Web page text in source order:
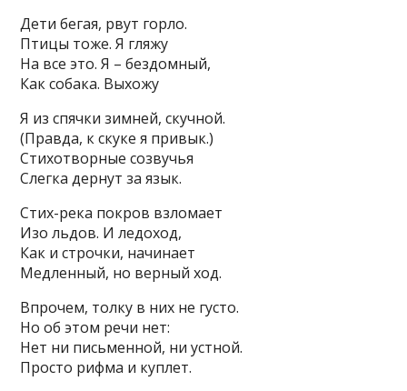
Дети бегая, рвут горло.
Птицы тоже. Я гляжу
На все это. Я – бездомный,
Как собака. Выхожу
Я из спячки зимней, скучной.
(Правда, к скуке я привык.)
Стихотворные созвучья
Слегка дернут за язык.
Стих-река покров взломает
Изо льдов. И ледоход,
Как и строчки, начинает
Медленный, но верный ход.
Впрочем, толку в них не густо.
Но об этом речи нет:
Нет ни письменной, ни устной.
Просто рифма и куплет.